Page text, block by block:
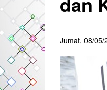
Jumat, 08/